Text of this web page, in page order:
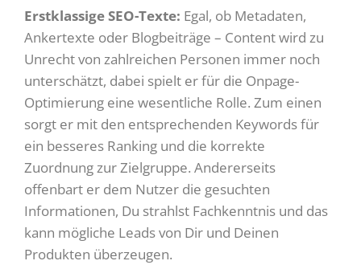
Erstklassige SEO-Texte: Egal, ob Metadaten,
Ankertexte oder Blogbeiträge – Content wird zu
Unrecht von zahlreichen Personen immer noch
unterschätzt, dabei spielt er für die Onpage-
Optimierung eine wesentliche Rolle. Zum einen
sorgt er mit den entsprechenden Keywords für
ein besseres Ranking und die korrekte
Zuordnung zur Zielgruppe. Andererseits
offenbart er dem Nutzer die gesuchten
Informationen, Du strahlst Fachkenntnis und das
kann mögliche Leads von Dir und Deinen
Produkten überzeugen.